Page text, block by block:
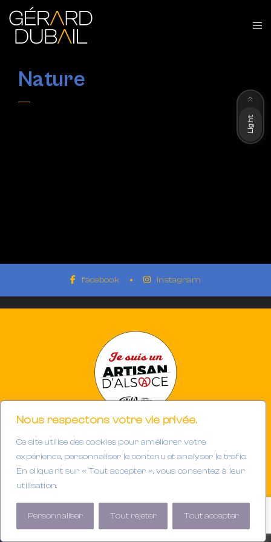
Nous respectons votre vie privée.
Ce site utilise des cookies pour améliorer votre
expérience, personnaliser le contenu et analyser le trafic.
En cliquant sur « Tout accepter », vous consentez à leur
utilisation.
Personnaliser Tout rejeter Tout accepter
Nature
facebook instagram
Photographe à Mulhouse-Riedisheim (68)
SIRET 894933191/00013
Tél. : 06.32.63.34.98
Copyright © 2025 Gerard Dubail — Tous droits réservés.
Light
Dark